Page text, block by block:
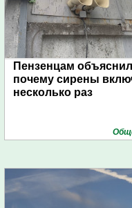
Пензенцам
почему сирены
несколько раз